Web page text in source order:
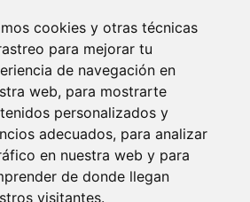
cookies y otras técnicas
para mejorar tu
de navegación en
web, para mostrarte
personalizados y
adecuados, para analizar
en nuestra web y para
de donde llegan
visitantes.
cookies preferences
© 2025 viki.es